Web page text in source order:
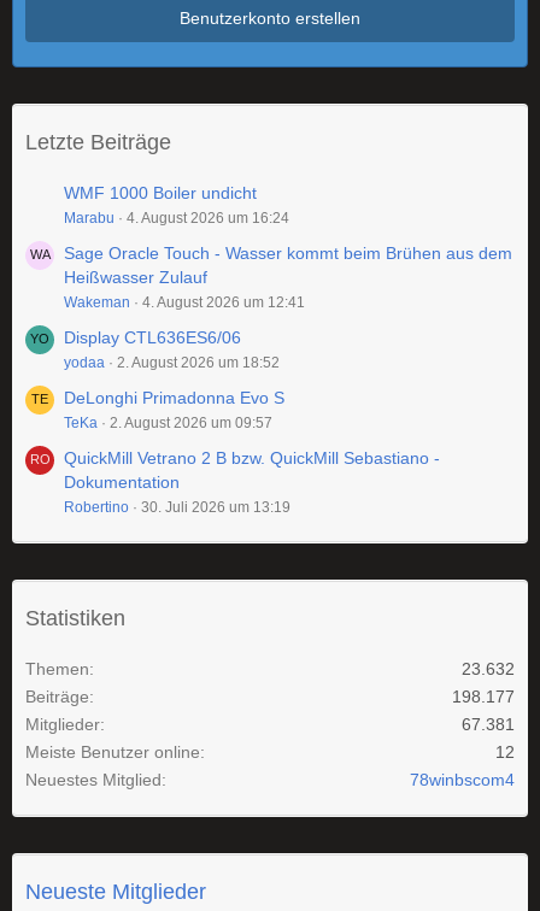
Benutzerkonto erstellen
Letzte Beiträge
WMF 1000 Boiler undicht
Marabu 4. August 2026 um 16:24
Sage Oracle Touch - Wasser kommt beim Brühen aus dem
Heißwasser Zulauf
Wakeman 4. August 2026 um 12:41
Display CTL636ES6/06
yodaa 2. August 2026 um 18:52
DeLonghi Primadonna Evo S
TeKa 2. August 2026 um 09:57
QuickMill Vetrano 2 B bzw. QuickMill Sebastiano -
Dokumentation
Robertino 30. Juli 2026 um 13:19
Statistiken
Themen
23.632
Beiträge
198.177
Mitglieder
67.381
Meiste Benutzer online
12
Neuestes Mitglied
78winbscom4
Neueste Mitglieder